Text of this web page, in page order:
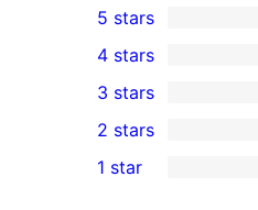
1
5-
star
review
5 stars
4-
star
reviews
4 stars
0
3-
star
3 stars
2-
2 stars
1 star